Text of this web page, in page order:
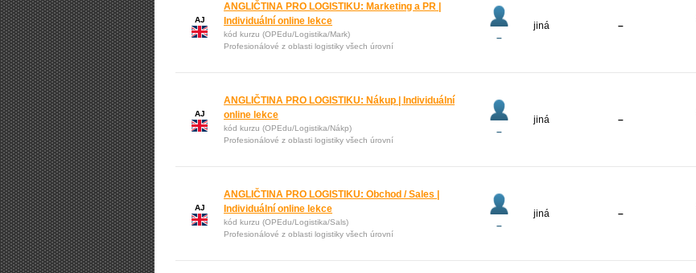
AJ
ANGLIČTINA PRO LOGISTIKU: Marketing a PR |
Individuální online lekce
kód kurzu (OPEdu/Logistika/Mark)
Profesionálové z oblasti logistiky všech úrovní
–
jiná –
AJ
ANGLIČTINA PRO LOGISTIKU: Nákup | Individuální
online lekce
kód kurzu (OPEdu/Logistika/Nákp)
Profesionálové z oblasti logistiky všech úrovní
–
jiná –
AJ
ANGLIČTINA PRO LOGISTIKU: Obchod / Sales |
Individuální online lekce
kód kurzu (OPEdu/Logistika/Sals)
Profesionálové z oblasti logistiky všech úrovní
–
jiná –